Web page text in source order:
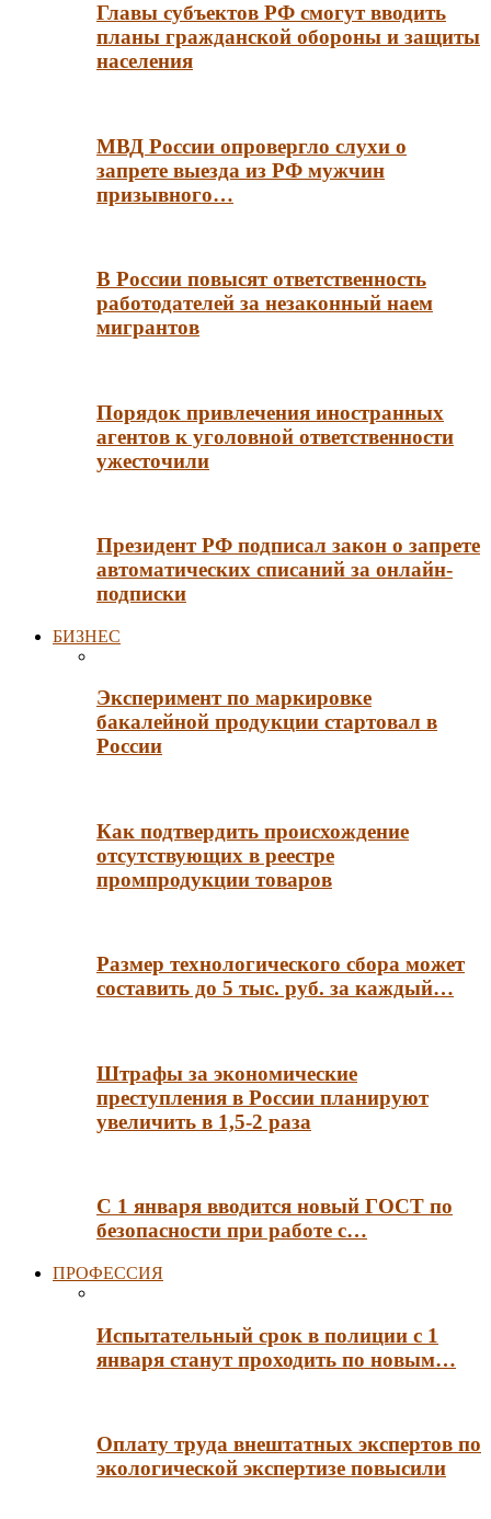
Главы субъектов РФ смогут вводить
планы гражданской обороны и защиты
населения
МВД России опровергло слухи о
запрете выезда из РФ мужчин
призывного…
В России повысят ответственность
работодателей за незаконный наем
мигрантов
Порядок привлечения иностранных
агентов к уголовной ответственности
ужесточили
Президент РФ подписал закон о запрете
автоматических списаний за онлайн-
подписки
БИЗНЕС
Эксперимент по маркировке
бакалейной продукции стартовал в
России
Как подтвердить происхождение
отсутствующих в реестре
промпродукции товаров
Размер технологического сбора может
составить до 5 тыс. руб. за каждый…
Штрафы за экономические
преступления в России планируют
увеличить в 1,5-2 раза
С 1 января вводится новый ГОСТ по
безопасности при работе с…
ПРОФЕССИЯ
Испытательный срок в полиции с 1
января станут проходить по новым…
Оплату труда внештатных экспертов по
экологической экспертизе повысили